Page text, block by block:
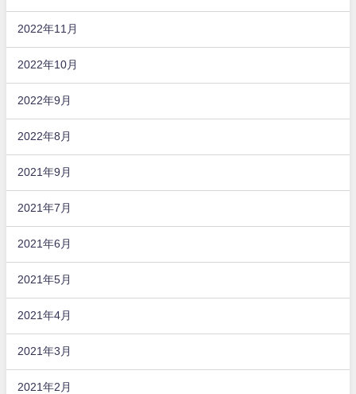
2022年11月
2022年10月
2022年9月
2022年8月
2021年9月
2021年7月
2021年6月
2021年5月
2021年4月
2021年3月
2021年2月